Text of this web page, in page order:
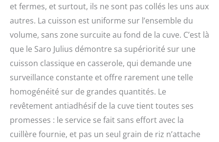
et fermes, et surtout, ils ne sont pas collés les uns aux
autres. La cuisson est uniforme sur l’ensemble du
volume, sans zone surcuite au fond de la cuve. C’est là
que le Saro Julius démontre sa supériorité sur une
cuisson classique en casserole, qui demande une
surveillance constante et offre rarement une telle
homogénéité sur de grandes quantités. Le
revêtement antiadhésif de la cuve tient toutes ses
promesses : le service se fait sans effort avec la
cuillère fournie, et pas un seul grain de riz n’attache